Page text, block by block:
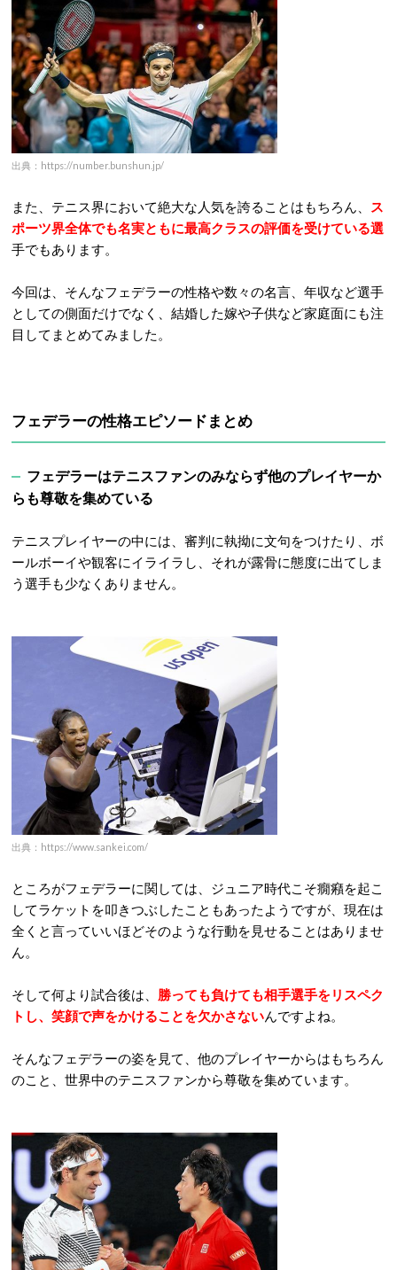
出典：https://number.bunshun.jp/
また、テニス界において絶大な人気を誇ることはもちろん、
ス
ポーツ界全体でも名実ともに最高クラスの評価を受けている選
手でもあります。
今回は、そんなフェデラーの性格や数々の名言、年収など選手
としての側面だけでなく、結婚した嫁や子供など家庭面にも注
目してまとめてみました。
フェデラーの性格エピソードまとめ
フェデラーはテニスファンのみならず他のプレイヤーか
らも尊敬を集めている
テニスプレイヤーの中には、審判に執拗に文句をつけたり、ボ
ールボーイや観客にイライラし、それが露骨に態度に出てしま
う選手も少なくありません。
出典：https://www.sankei.com/
ところがフェデラーに関しては、ジュニア時代こそ癇癪を起こ
してラケットを叩きつぶしたこともあったようですが、現在は
全くと言っていいほどそのような行動を見せることはありませ
ん。
そして何より試合後は、 勝っても負けても相手選手をリスペク
トし、笑顔で声をかけることを欠かさないんですよね。
そんなフェデラーの姿を見て、他のプレイヤーからはもちろん
のこと、世界中のテニスファンから尊敬を集めています。